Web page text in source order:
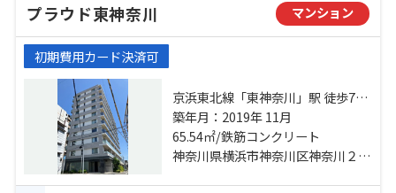
プラウド東神奈川 マンション
初期費用カード決済可
京浜東北線「東神奈川」駅 徒歩7分
横浜線「東神奈川」駅 徒歩7分 東急
東横線「反町」駅 徒歩17分
築年月：2019年 11月
65.54㎡/鉄筋コンクリート
神奈川県横浜市神奈川区神奈川２丁目